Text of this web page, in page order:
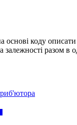
коду описати
залежності разом в